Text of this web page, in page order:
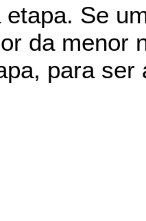
etapa. Se
da menor
para ser